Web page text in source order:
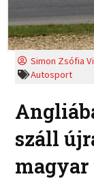
Simon Zsófia
Autosport
száll
magyar